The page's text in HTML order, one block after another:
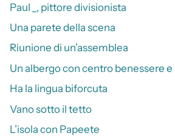
Paul _, pittore divisionista
Una parete della scena
Riunione di un’assemblea
Un albergo con centro benessere
Ha la lingua biforcuta
Vano sotto il tetto
L’isola con Papeete